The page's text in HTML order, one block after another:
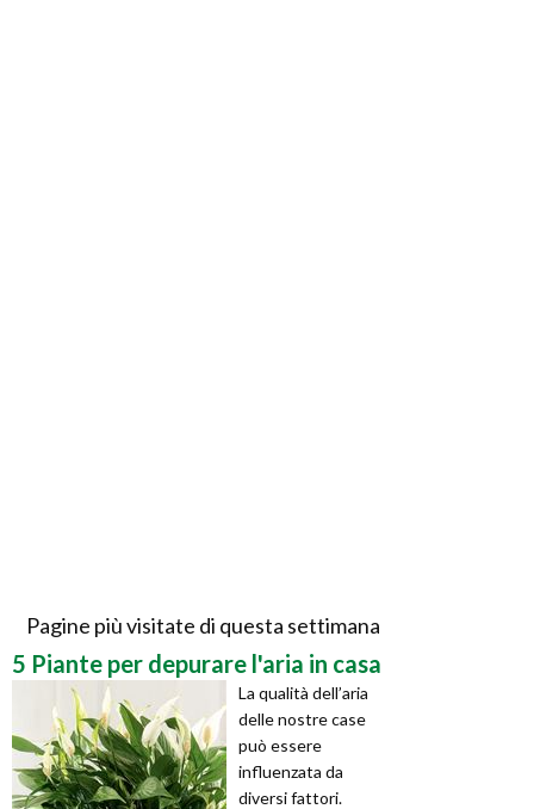
Pagine più visitate di questa settimana
5 Piante per depurare l'aria in casa
La qualità dell’aria
delle nostre case
può essere
influenzata da
diversi fattori.